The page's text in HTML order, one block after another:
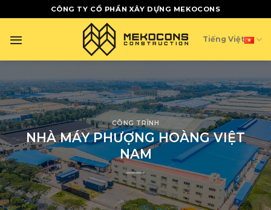
to
content
CÔNG TY CỔ PHẦN XÂY DỰNG MEKOCONS
Tiếng Việt
CÔNG TRÌNH
NHÀ MÁY PHƯỢNG HOÀNG VIỆT
NAM